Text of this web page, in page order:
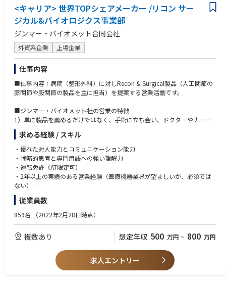
の行動を促すことができる
会社が必要としている勤務地での業務を受け入れることが出来る
最新の社内外のルールを正しく理解して患者思考の活動を行っている
コンプライアンス＆インテグリティ：最新の業界ルールや Sanofi Policyを
常に確認・理解し、自らの行動の振り返りを行い、上長や営業所メンバー
市販後調査・副作用／クレーム対応等完遂：GVP、GPSP、安全性情報、
切に運用する
製品を通じた社会への貢献：適切なプロモーションと疾患啓発を継続して
展開し、必要としている全ての患者さんに1日も早く製品を届けることで
社会に貢献する
日々のPDCAの重要性を理解し, 組織が定めた実行と報告を完遂することが
できる
営業所の職場環境をよりよくするための活動を主体的に行い、皆が高いパ
フォーマンスを発揮できる職場づくりに貢献している
<キャリア> 世界TOPシェアメーカー /リコン サー
ジカル&バイオロジクス事業部
ジンマー・バイオメット合同会社
外資系企業 上場企業
仕事内容
■仕事内容：病院（整形外科）に対しRecon & Surgical製品（人工関節の
膝関節や股関節の製品を主に担当）を提案する営業活動です。
■ジンマー・バイオメット社の営業の特徴
1）単に製品を薦めるだけではなく、手術に立ち会い、ドクターやナース
とチームになって患者様のために全力を尽くします。具体的には、オペに
おける手技の手順説明や技術的フォローなどを行います。そのため、最も
重要な点はドクターやナースから信頼を勝ち取ることです。オペの立会い
等を通し、営業自身を積極的に売込むことが求められます。信頼関係を構
築し、ドクターと対等な立場で話を進めていかなければ、患者の命は救え
ません。
した直行直帰スタイルのことで「少しでも早く病院に駆けつけ、そして少
しでも長く医師のサポートをできるように」というコンセプトの元、始ま
りました。エリア毎に週1回のペースでミーティングを行いますし(エリア
により差異あり)、社内イントラネットから学術文献などのナレッジが共有
可能のため、直行直帰に不安な方でも安心していただけます。
3）未経験から活躍できる充実したサポート制度がございます。教材を使
用した座学、先輩社員の同行を中心としたOJT等、一人立ち出来るスケジ
求める経験 / スキル
・優れた対人能力とコミュニケーション能力
・戦略的思考と専門用語への強い理解力
・運転免許（AT限定可）
・2年以上の実績のある営業経験（医療機器業界が望ましいが、必須では
ない）
・大学卒業以上
従業員数
859名 （2022年2月28日時点）
複数あり 想定年収 500 万円 ~ 800 万円
求人エントリー